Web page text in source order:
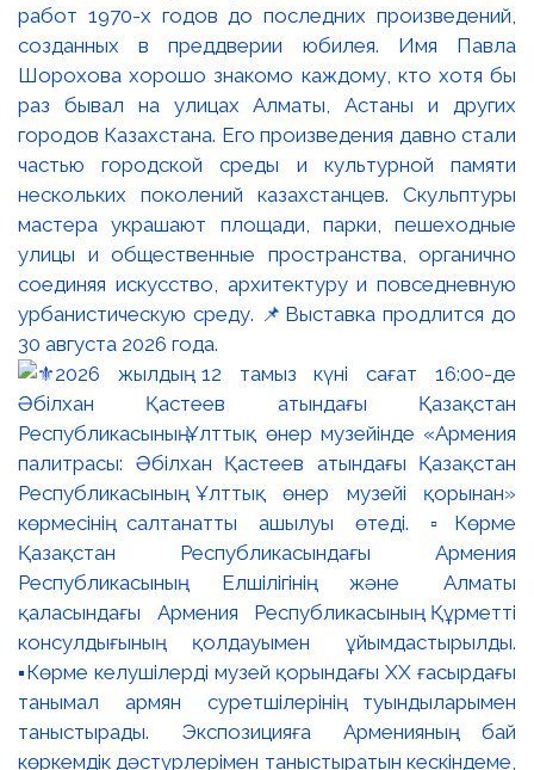
работ 1970-х годов до последних произведений,
созданных в преддверии юбилея. Имя Павла
Шорохова хорошо знакомо каждому, кто хотя бы
раз бывал на улицах Алматы, Астаны и других
городов Казахстана. Его произведения давно стали
частью городской среды и культурной памяти
нескольких поколений казахстанцев. Скульптуры
мастера украшают площади, парки, пешеходные
улицы и общественные пространства, органично
соединяя искусство, архитектуру и повседневную
урбанистическую среду. 📌Выставка продлится до
30 августа 2026 года.